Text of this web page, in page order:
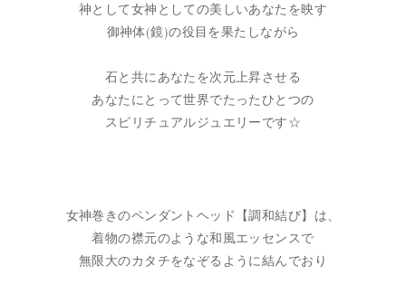
神として女神としての美しいあなたを映す
御神体(鏡)の役目を果たしながら
石と共にあなたを次元上昇させる
あなたにとって世界でたったひとつの
スピリチュアルジュエリーです☆
女神巻きのペンダントヘッド【調和結び】は、
着物の襟元のような和風エッセンスで
無限大のカタチをなぞるように結んでおり